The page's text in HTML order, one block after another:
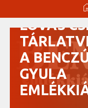
LOVAS
A
GYULA